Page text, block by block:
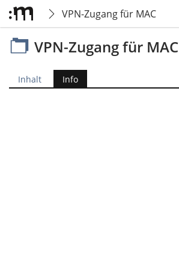
VPN-Zugang für MAC
VPN-Zugang für MAC
Inhalt Info